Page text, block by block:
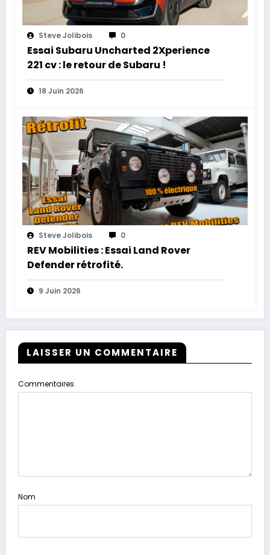
Steve Jolibois 0
Essai Subaru Uncharted 2Xperience
221 cv : le retour de Subaru !
18 Juin 2026
Steve Jolibois 0
REV Mobilities : Essai Land Rover
Defender rétrofité.
9 Juin 2026
LAISSER UN COMMENTAIRE
Commentaires
Nom